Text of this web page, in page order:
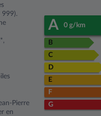
999).
Pierre
en
A 0 g/km
B
C
D
E
F
G